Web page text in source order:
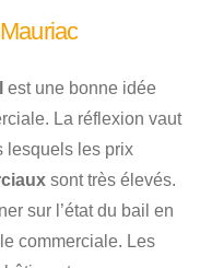
est une bonne idée
La réflexion vaut
lesquels les prix
sont très élevés.
sur l’état du bail en
commerciale. Les